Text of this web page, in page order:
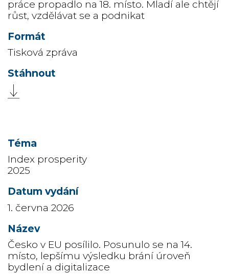
práce propadlo na 18. místo. Mladí ale chtějí
růst, vzdělávat se a podnikat
Tisková zpráva
Index prosperity
2025
1. června 2026
Česko v EU posílilo. Posunulo se na 14.
místo, lepšímu výsledku brání úroveň
bydlení a digitalizace